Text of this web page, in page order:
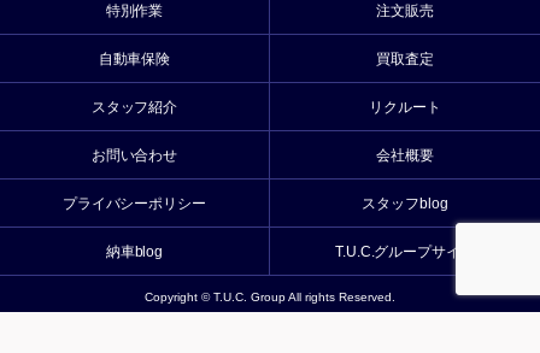
特別作業 注文販売
自動車保険 買取査定
スタッフ紹介 リクルート
お問い合わせ 会社概要
プライバシーポリシー スタッフblog
納車blog T.U.C.グループサイト
Copyright © T.U.C. Group All rights Reserved.